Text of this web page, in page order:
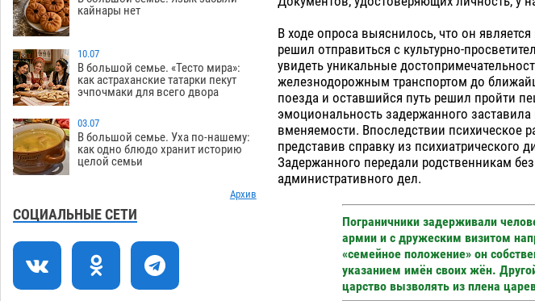
с призами и эрмитажными котами
10:43
Астраханский суд встал на сторону
МЧС в споре за возврат униформы
07.08
10:02
На Всероссийской Спартакиаде
астраханские гандболисты уступили
казанским «драконам»
Краснодарской в Астрахани
08:47
Астраханский суд оценил четыре удара
по голове полицейского в сто тысяч
рублей
кайнары нет
10.07
В большой семье. «Тесто мира»:
как астраханские татарки пекут
эчпочмаки для всего двора
03.07
В большой семье. Уха по-нашему:
как одно блюдо хранит историю
целой семьи
Архив
СОЦИАЛЬНЫЕ СЕТИ
В ходе опроса выяснилось, что он
решил отправиться с культурно-
увидеть уникальные
железнодорожным транспортом до
поезда и оставшийся путь решил пройти
эмоциональность задержанного
вменяемости. Впоследствии психическое
представив справку из психиатрического
Задержанного передали родственникам
административного дел.
Пограничники задерживали
армии и с дружеским визитом
«семейное положение» он
указанием имён своих жён.
царство вызволять из плена